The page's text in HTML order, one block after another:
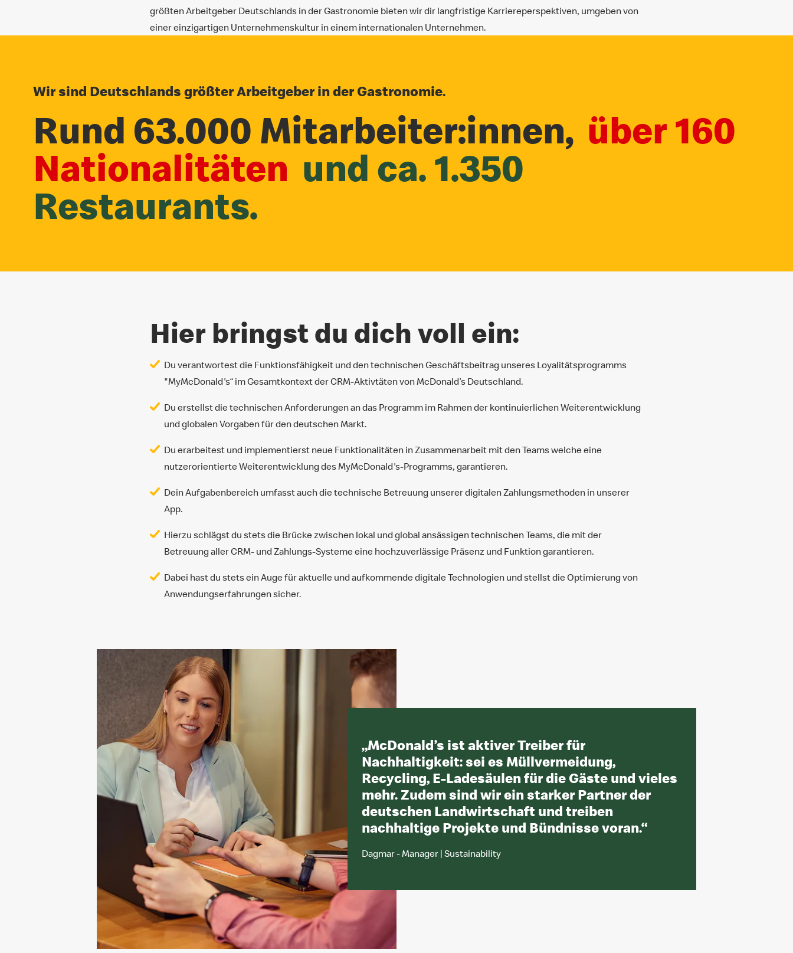
größten Arbeitgeber Deutschlands in der Gastronomie bieten wir dir langfristige Karriereperspektiven, umgeben von
einer einzigartigen Unternehmenskultur in einem internationalen Unternehmen.
Wir sind Deutschlands größter Arbeitgeber in der Gastronomie.
Rund 63.000 Mitarbeiter:innen, über 160
Nationalitäten und ca. 1.350
Restaurants.
Hier bringst du dich voll ein:
Du verantwortest die Funktionsfähigkeit und den technischen Geschäftsbeitrag unseres Loyalitätsprogramms
"MyMcDonald's“ im Gesamtkontext der CRM-Aktivtäten von McDonald’s Deutschland.
Du erstellst die technischen Anforderungen an das Programm im Rahmen der kontinuierlichen Weiterentwicklung
und globalen Vorgaben für den deutschen Markt.
Du erarbeitest und implementierst neue Funktionalitäten in Zusammenarbeit mit den Teams welche eine
nutzerorientierte Weiterentwicklung des MyMcDonald's-Programms, garantieren.
Dein Aufgabenbereich umfasst auch die technische Betreuung unserer digitalen Zahlungsmethoden in unserer
App.
Hierzu schlägst du stets die Brücke zwischen lokal und global ansässigen technischen Teams, die mit der
Betreuung aller CRM- und Zahlungs-Systeme eine hochzuverlässige Präsenz und Funktion garantieren.
Dabei hast du stets ein Auge für aktuelle und aufkommende digitale Technologien und stellst die Optimierung von
Anwendungserfahrungen sicher.
„McDonald’s ist aktiver Treiber für
Nachhaltigkeit: sei es Müllvermeidung,
Recycling, E-Ladesäulen für die Gäste und vieles
mehr. Zudem sind wir ein starker Partner der
deutschen Landwirtschaft und treiben
nachhaltige Projekte und Bündnisse voran.“
Dagmar - Manager | Sustainability